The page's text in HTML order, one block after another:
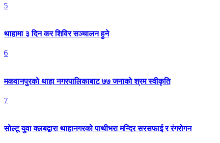
5
थाहामा ३ दिन कर शिविर सञ्चालन हुने
6
मकवानपुरको थाहा नगरपालिकाबाट ७७ जनाको श्रम स्वीकृति
7
सोल्टू युवा क्लबद्वारा थाहानगरको पाथीभरा मन्दिर सरसफाई र रंगरोगन